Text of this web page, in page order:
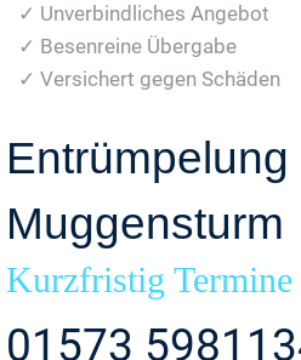
✓ Unverbindliches Angebot
✓ Besenreine Übergabe
✓ Versichert gegen Schäden
Entrümpelung
Muggensturm
Kurzfristig Termine
01573